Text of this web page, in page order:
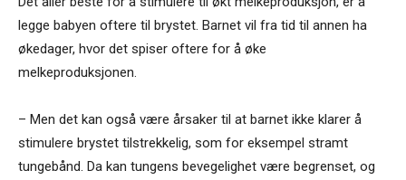
legge babyen oftere til brystet. Barnet vil fra tid til annen ha
økedager, hvor det spiser oftere for å øke
melkeproduksjonen.
– Men det kan også være årsaker til at barnet ikke klarer å
stimulere brystet tilstrekkelig, som for eksempel stramt
tungebånd. Da kan tungens bevegelighet være begrenset, og